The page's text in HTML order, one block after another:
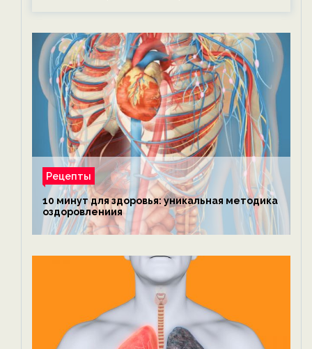
Рецепты
10 минут для здоровья: уникальная методика
оздоровлениия